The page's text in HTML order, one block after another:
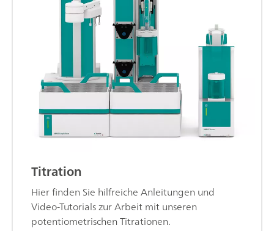
Titration
Hier finden Sie hilfreiche Anleitungen und
Video-Tutorials zur Arbeit mit unseren
potentiometrischen Titrationen.